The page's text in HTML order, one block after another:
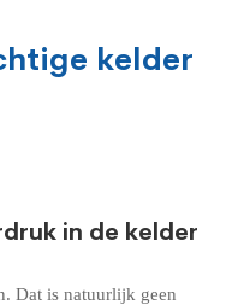
kelder
in de kelder
Dat is natuurlijk geen